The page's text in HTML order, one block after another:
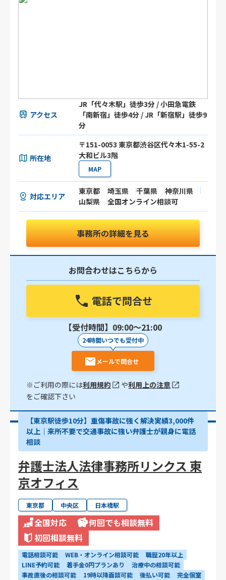
アクセス
JR「代々木駅」徒歩3分 / 小田急電鉄
「南新宿」徒歩4分 / JR「新宿駅」徒歩9
分
所在地
〒151-0053 東京都渋谷区代々木1-55-2
大和ビル3階
MAP
対応エリア
東京都 埼玉県 千葉県
神奈川県
山梨県
全国オンライン相談可
事務所の詳細を見る
お問合わせはこちらから
電話で問合せ
【受付時間】09:00〜21:00
24時間いつでも受付中
メールで問合せ
※ご利用の際には利用規約 や利用上の注意
をご確認下さい
【東京駅徒歩10分】重傷事故に強く解決実績3,000件
以上│来所不要で交通事故に強い弁護士が親身に電話
相談
弁護士法人法律事務所リンクス 東
京オフィス
東京都 中央区 日本橋駅
全国対応
何回でも相談無料
初回相談無料
電話相談可能 WEB・オンライン相談可能
職歴20年以上
LINE予約可能
着手金0円プランあり
治療中の相談可能
事故直後の相談可能
19時以降面談可能 後払い可能 完全個室